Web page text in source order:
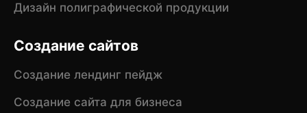
Дизайн полиграфической продукции
Создание сайтов
Создание лендинг пейдж
Создание сайта для бизнеса